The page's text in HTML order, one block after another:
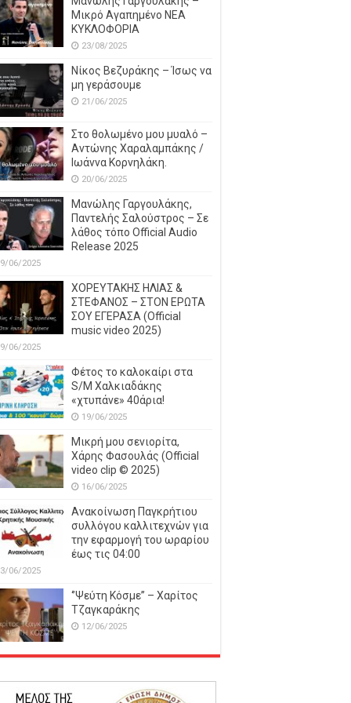
Μικρό Αγαπημένο NEΑ
ΚΥΚΛΟΦΟΡΙΑ
23/08/2025
Νίκος Βεζυράκης – Ίσως να
μη γεράσουμε
21/06/2025
Στο θολωμένο μου μυαλό –
Αντώνης Χαραλαμπάκης /
Ιωάννα Κορνηλάκη.
20/06/2025
Μανώλης Γαργουλάκης,
Παντελής Σαλούστρος – Σε
λάθος τόπο Official Audio
Release 2025
06/2025
ΧΟΡΕΥΤΑΚΗΣ ΗΛΙΑΣ &
ΣΤΕΦΑΝΟΣ – ΣΤΟΝ ΕΡΩΤΑ
ΣΟΥ ΕΓΕΡΑΣΑ (Official
music video 2025)
06/2025
Φέτος το καλοκαίρι στα
S/M Χαλκιαδάκης
«χτυπάνε» 40άρια!
19/06/2025
Μικρή μου σενιορίτα,
Χάρης Φασουλάς (Official
video clip © 2025)
16/06/2025
Ανακοίνωση Παγκρήτιου
συλλόγου καλλιτεχνών για
την εφαρμογή του ωραρίου
έως τις 04:00
06/2025
‘’Ψεύτη Κόσμε’’ – Χαρίτος
Τζαγκαράκης
12/06/2025